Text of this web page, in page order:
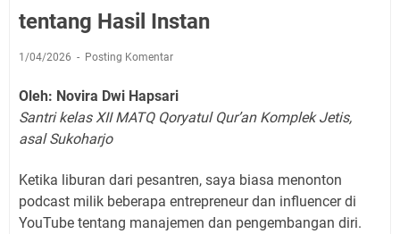
tentang Hasil Instan
1/04/2026 Posting Komentar
Oleh: Novira Dwi Hapsari
Santri kelas XII MATQ Qoryatul Qur’an Komplek Jetis,
asal Sukoharjo
Ketika liburan dari pesantren, saya biasa menonton
podcast milik beberapa entrepreneur dan influencer di
YouTube tentang manajemen dan pengembangan diri.